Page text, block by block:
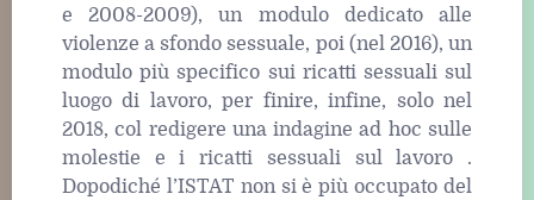
e 2008-2009), un modulo dedicato alle
violenze a sfondo sessuale, poi (nel 2016), un
modulo più specifico sui ricatti sessuali sul
luogo di lavoro, per finire, infine, solo nel
2018, col redigere una indagine ad hoc sulle
molestie e i ricatti sessuali sul lavoro .
Dopodiché l’ISTAT non si è più occupato del